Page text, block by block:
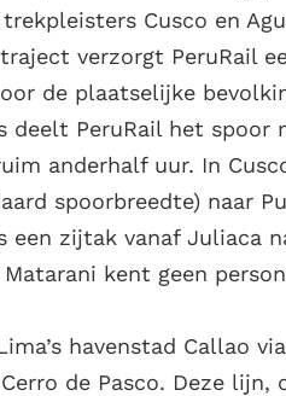
Cusco en
verzorgt PeruRail
de plaatselijke
deelt PeruRail het spoor
anderhalf uur. In
spoorbreedte) naar
een zijtak vanaf Juliaca
kent geen
havenstad Callao
de Pasco. Deze lijn,